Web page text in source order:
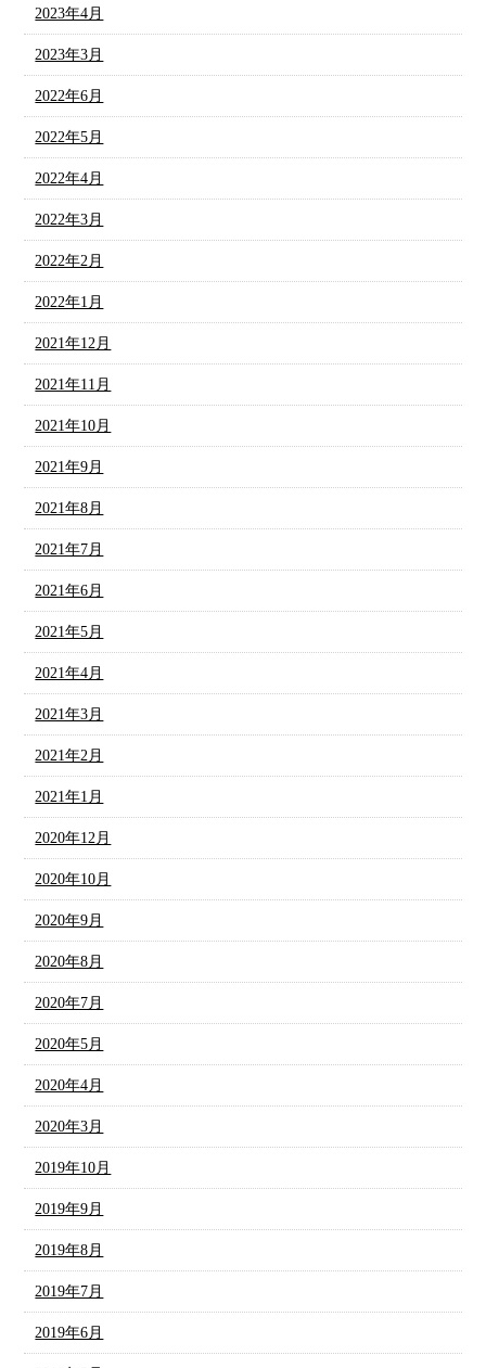
2023年4月
2023年3月
2022年6月
2022年5月
2022年4月
2022年3月
2022年2月
2022年1月
2021年12月
2021年11月
2021年10月
2021年9月
2021年8月
2021年7月
2021年6月
2021年5月
2021年4月
2021年3月
2021年2月
2021年1月
2020年12月
2020年10月
2020年9月
2020年8月
2020年7月
2020年5月
2020年4月
2020年3月
2019年10月
2019年9月
2019年8月
2019年7月
2019年6月